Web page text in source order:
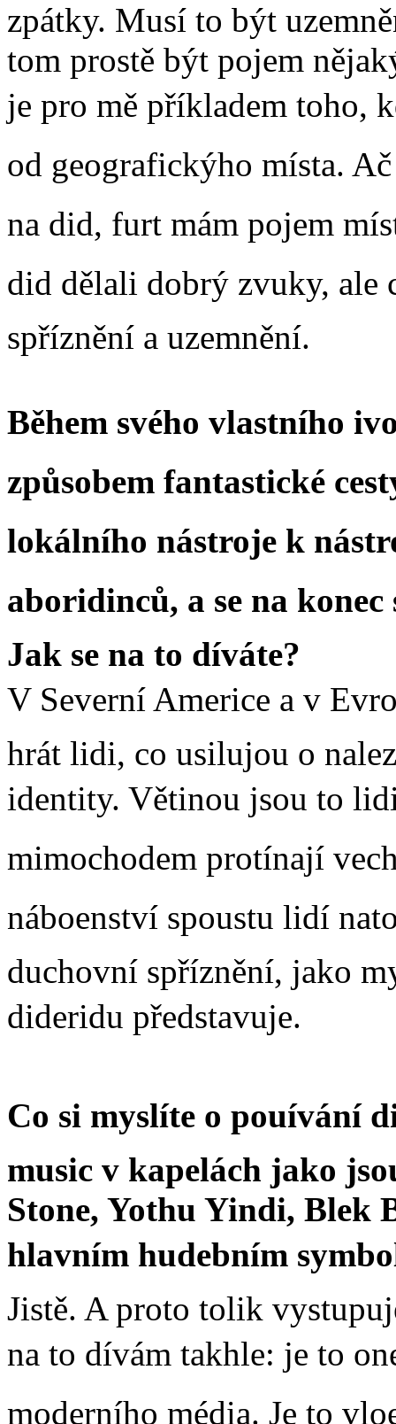
zpátky. Musí to být
tom prostě být pojem
je pro mě příkladem toho,
od geografickýho místa.
na did, furt mám pojem
did dělali dobrý zvuky,
spříznění a uzemnění.
Během svého vlastního
způsobem fantastické
lokálního nástroje k
aboridinců, a se na
Jak se na to díváte?
V Severní Americe a v
hrát lidi, co usilujou o
identity. Větinou jsou to
mimochodem protínají
náboenství spoustu lidí
duchovní spříznění, jako
dideridu představuje.
Co si myslíte o pouívání
music v kapelách jako
Stone, Yothu Yindi, Blek
hlavním hudebním
Jistě. A proto tolik
na to dívám takhle: je to
moderního média. Je to